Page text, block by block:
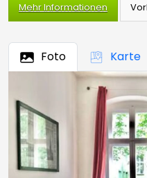
Mehr Informationen
Foto Karte